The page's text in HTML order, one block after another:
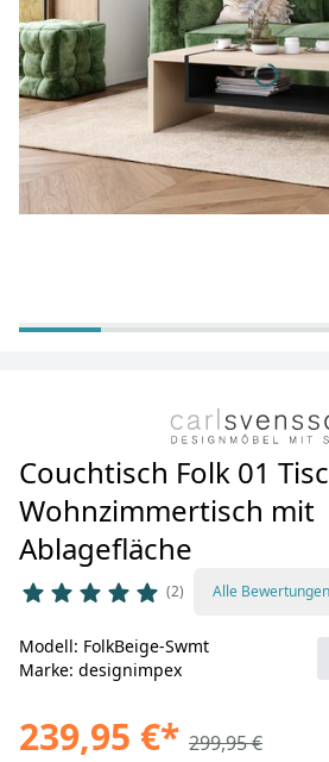
Couchtisch Folk 01
Wohnzimmertisch mit
Ablagefläche
2 Alle
Modell: FolkBeige-Swmt
Marke: designimpex
239,95 €* 299,95 €